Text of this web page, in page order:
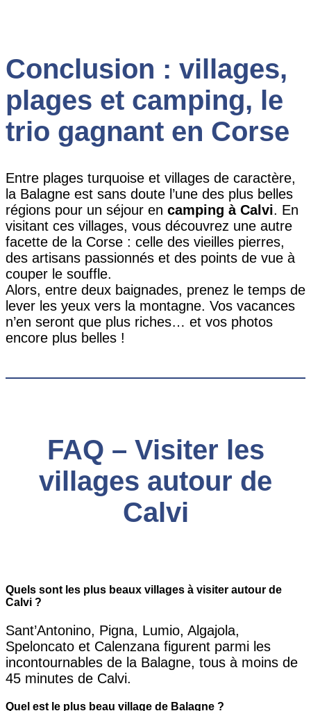
Conclusion : villages,
plages et camping, le
trio gagnant en Corse
Entre plages turquoise et villages de caractère,
la Balagne est sans doute l’une des plus belles
régions pour un séjour en camping à Calvi. En
visitant ces villages, vous découvrez une autre
facette de la Corse : celle des vieilles pierres,
des artisans passionnés et des points de vue à
couper le souffle.
Alors, entre deux baignades, prenez le temps de
lever les yeux vers la montagne. Vos vacances
n’en seront que plus riches… et vos photos
encore plus belles !
FAQ – Visiter les
villages autour de
Calvi
Quels sont les plus beaux villages à visiter autour de
Calvi ?
Sant’Antonino, Pigna, Lumio, Algajola,
Speloncato et Calenzana figurent parmi les
incontournables de la Balagne, tous à moins de
45 minutes de Calvi.
Quel est le plus beau village de Balagne ?